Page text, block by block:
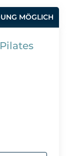
MÖGLICH